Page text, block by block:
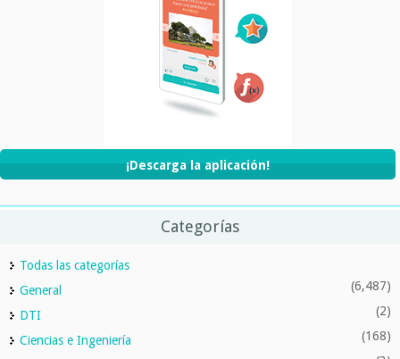
¡Descarga la aplicación!
Categorías
Todas las categorías
General
(6,487)
DTI (2)
Ciencias e Ingeniería (168)